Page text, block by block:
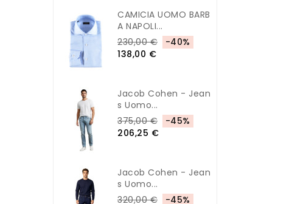
CAMICIA UOMO BARB
A NAPOLI...
230,00 €
-40%
138,00 €
Jacob Cohen - Jean
S Uomo...
375,00 €
-45%
206,25 €
Jacob Cohen - Jean
S Uomo...
320,00 €
-45%